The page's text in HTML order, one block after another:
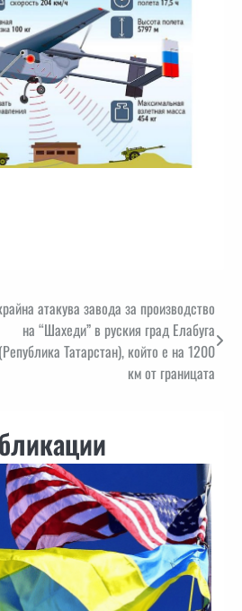
атакува завода за производство
на “Шахеди” в руския град Елабуга
(Република Татарстан), който е на 1200
км от границата